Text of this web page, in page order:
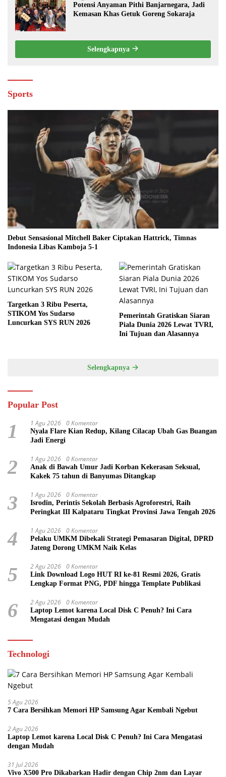
Potensi Anyaman Pithi Banjarnegara, Jadi
Kemasan Khas Getuk Goreng Sokaraja
Selengkapnya
Sports
Debut Sensasional Mitchell Baker Ciptakan Hattrick, Timnas
Indonesia Libas Kamboja 5-1
Targetkan 3 Ribu Peserta,
STIKOM Yos Sudarso
Luncurkan SYS RUN 2026
Pemerintah Gratiskan Siaran
Piala Dunia 2026 Lewat TVRI,
Ini Tujuan dan Alasannya
Selengkapnya
Popular Post
1 1 Agu 2026 0 Komentar
Nyala Flare Kian Redup, Kilang Cilacap Ubah Gas Buangan
Jadi Energi
2 1 Agu 2026 0 Komentar
Anak di Bawah Umur Jadi Korban Kekerasan Seksual,
Kakek 75 tahun di Banyumas Ditangkap
3 1 Agu 2026 0 Komentar
Isrodin, Perintis Sekolah Berbasis Agroforestri, Raih
Peringkat III Kalpataru Tingkat Provinsi Jawa Tengah 2026
4 1 Agu 2026 0 Komentar
Pelaku UMKM Dibekali Strategi Pemasaran Digital, DPRD
Jateng Dorong UMKM Naik Kelas
5 2 Agu 2026 0 Komentar
Link Download Logo HUT RI ke-81 Resmi 2026, Gratis
Lengkap Format PNG, PDF hingga Template Publikasi
6 2 Agu 2026 0 Komentar
Laptop Lemot karena Local Disk C Penuh? Ini Cara
Mengatasi dengan Mudah
Technologi
5 Agu 2026
7 Cara Bersihkan Memori HP Samsung Agar Kembali Ngebut
2 Agu 2026
Laptop Lemot karena Local Disk C Penuh? Ini Cara Mengatasi
dengan Mudah
31 Jul 2026
Vivo X500 Pro Dikabarkan Hadir dengan Chip 2nm dan Layar